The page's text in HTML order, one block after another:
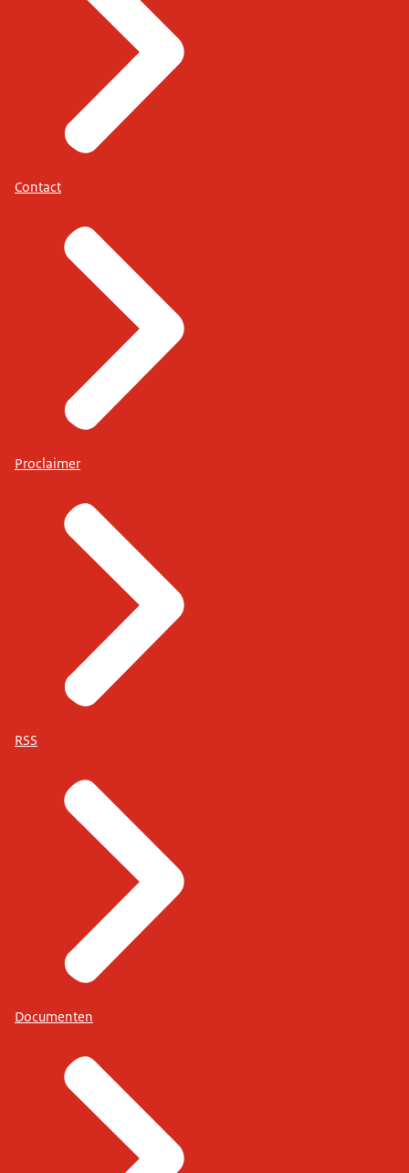
Contact
Proclaimer
RSS
Documenten